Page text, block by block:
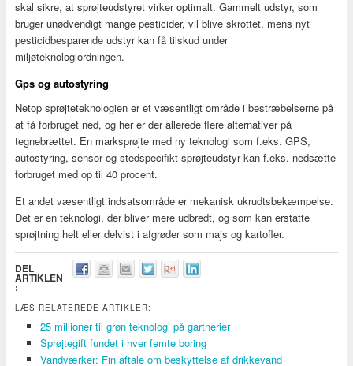
skal sikre, at sprøjteudstyret virker optimalt. Gammelt udstyr, som
bruger unødvendigt mange pesticider, vil blive skrottet, mens nyt
pesticidbesparende udstyr kan få tilskud under
miljøteknologiordningen.
Gps og autostyring
Netop sprøjteteknologien er et væsentligt område i bestræbelserne på
at få forbruget ned, og her er der allerede flere alternativer på
tegnebrættet. En marksprøjte med ny teknologi som f.eks. GPS,
autostyring, sensor og stedspecifikt sprøjteudstyr kan f.eks. nedsætte
forbruget med op til 40 procent.
Et andet væsentligt indsatsområde er mekanisk ukrudtsbekæmpelse.
Det er en teknologi, der bliver mere udbredt, og som kan erstatte
sprøjtning helt eller delvist i afgrøder som majs og kartofler.
DEL
ARTIKLEN
:
LÆS RELATEREDE ARTIKLER:
25 millioner til grøn teknologi på gartnerier
Sprøjtegift fundet i hver femte boring
Vandværker: Fin aftale om beskyttelse af drikkevand